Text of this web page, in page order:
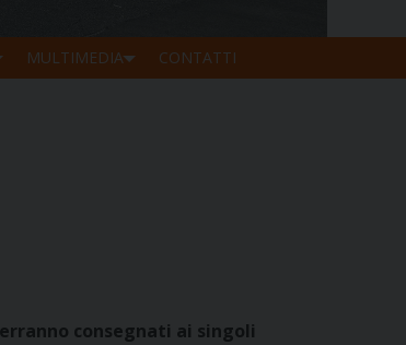
MULTIMEDIA CONTATTI
consegnati ai singoli